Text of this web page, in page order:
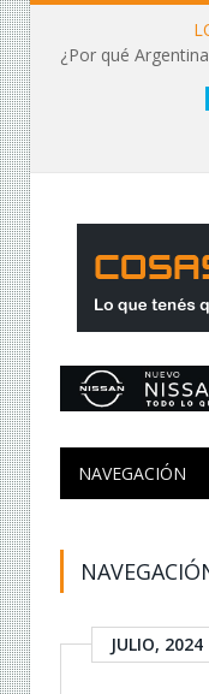
¿Por qué
NAVEGACIÓN
JULIO, 2024